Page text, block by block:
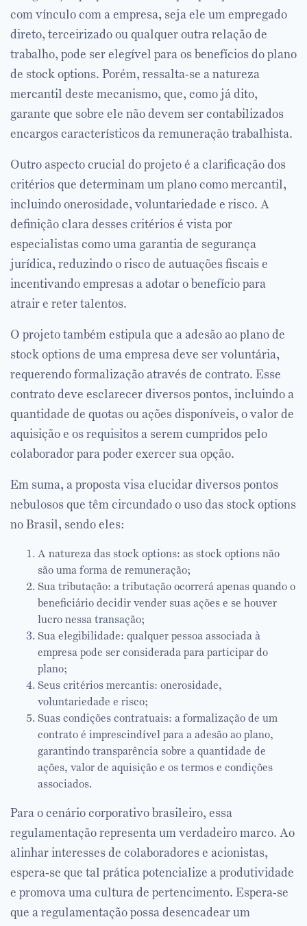
com vínculo com a empresa, seja ele um empregado
direto, terceirizado ou qualquer outra relação de
trabalho, pode ser elegível para os benefícios do plano
de stock options. Porém, ressalta-se a natureza
mercantil deste mecanismo, que, como já dito,
garante que sobre ele não devem ser contabilizados
encargos característicos da remuneração trabalhista.
Outro aspecto crucial do projeto é a clarificação dos
critérios que determinam um plano como mercantil,
incluindo onerosidade, voluntariedade e risco. A
definição clara desses critérios é vista por
especialistas como uma garantia de segurança
jurídica, reduzindo o risco de autuações fiscais e
incentivando empresas a adotar o benefício para
atrair e reter talentos.
O projeto também estipula que a adesão ao plano de
stock options de uma empresa deve ser voluntária,
requerendo formalização através de contrato. Esse
contrato deve esclarecer diversos pontos, incluindo a
quantidade de quotas ou ações disponíveis, o valor de
aquisição e os requisitos a serem cumpridos pelo
colaborador para poder exercer sua opção.
Em suma, a proposta visa elucidar diversos pontos
nebulosos que têm circundado o uso das stock options
no Brasil, sendo eles:
A natureza das stock options: as stock options não
são uma forma de remuneração;
Sua tributação: a tributação ocorrerá apenas quando o
beneficiário decidir vender suas ações e se houver
lucro nessa transação;
Sua elegibilidade: qualquer pessoa associada à
empresa pode ser considerada para participar do
plano;
Seus critérios mercantis: onerosidade,
voluntariedade e risco;
Suas condições contratuais: a formalização de um
contrato é imprescindível para a adesão ao plano,
garantindo transparência sobre a quantidade de
ações, valor de aquisição e os termos e condições
associados.
Para o cenário corporativo brasileiro, essa
regulamentação representa um verdadeiro marco. Ao
alinhar interesses de colaboradores e acionistas,
espera-se que tal prática potencialize a produtividade
e promova uma cultura de pertencimento. Espera-se
que a regulamentação possa desencadear um